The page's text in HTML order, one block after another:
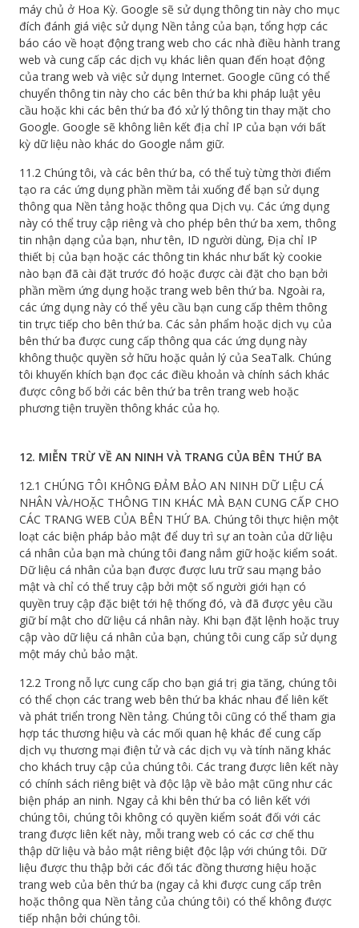
máy chủ ở Hoa Kỳ. Google sẽ sử dụng thông tin này cho mục
đích đánh giá việc sử dụng Nền tảng của bạn, tổng hợp các
báo cáo về hoạt động trang web cho các nhà điều hành trang
web và cung cấp các dịch vụ khác liên quan đến hoạt động
của trang web và việc sử dụng Internet. Google cũng có thể
chuyển thông tin này cho các bên thứ ba khi pháp luật yêu
cầu hoặc khi các bên thứ ba đó xử lý thông tin thay mặt cho
Google. Google sẽ không liên kết địa chỉ IP của bạn với bất
kỳ dữ liệu nào khác do Google nắm giữ.
11.2 Chúng tôi, và các bên thứ ba, có thể tuỳ từng thời điểm
tạo ra các ứng dụng phần mềm tải xuống để bạn sử dụng
thông qua Nền tảng hoặc thông qua Dịch vụ. Các ứng dụng
này có thể truy cập riêng và cho phép bên thứ ba xem, thông
tin nhận dạng của bạn, như tên, ID người dùng, Địa chỉ IP
thiết bị của bạn hoặc các thông tin khác như bất kỳ cookie
nào bạn đã cài đặt trước đó hoặc được cài đặt cho bạn bởi
phần mềm ứng dụng hoặc trang web bên thứ ba. Ngoài ra,
các ứng dụng này có thể yêu cầu bạn cung cấp thêm thông
tin trực tiếp cho bên thứ ba. Các sản phẩm hoặc dịch vụ của
bên thứ ba được cung cấp thông qua các ứng dụng này
không thuộc quyền sở hữu hoặc quản lý của SeaTalk. Chúng
tôi khuyến khích bạn đọc các điều khoản và chính sách khác
được công bố bởi các bên thứ ba trên trang web hoặc
phương tiện truyền thông khác của họ.
12. MIỄN TRỪ VỀ AN NINH VÀ TRANG CỦA BÊN THỨ BA
12.1 CHÚNG TÔI KHÔNG ĐẢM BẢO AN NINH DỮ LIỆU CÁ
NHÂN VÀ/HOẶC THÔNG TIN KHÁC MÀ BẠN CUNG CẤP CHO
CÁC TRANG WEB CỦA BÊN THỨ BA. Chúng tôi thực hiện một
loạt các biện pháp bảo mật để duy trì sự an toàn của dữ liệu
cá nhân của bạn mà chúng tôi đang nắm giữ hoặc kiểm soát.
Dữ liệu cá nhân của bạn được được lưu trữ sau mạng bảo
mật và chỉ có thể truy cập bởi một số người giới hạn có
quyền truy cập đặc biệt tới hệ thống đó, và đã được yêu cầu
giữ bí mật cho dữ liệu cá nhân này. Khi bạn đặt lệnh hoặc truy
cập vào dữ liệu cá nhân của bạn, chúng tôi cung cấp sử dụng
một máy chủ bảo mật.
12.2 Trong nỗ lực cung cấp cho bạn giá trị gia tăng, chúng tôi
có thể chọn các trang web bên thứ ba khác nhau để liên kết
và phát triển trong Nền tảng. Chúng tôi cũng có thể tham gia
hợp tác thương hiệu và các mối quan hệ khác để cung cấp
dịch vụ thương mại điện tử và các dịch vụ và tính năng khác
cho khách truy cập của chúng tôi. Các trang được liên kết này
có chính sách riêng biệt và độc lập về bảo mật cũng như các
biện pháp an ninh. Ngay cả khi bên thứ ba có liên kết với
chúng tôi, chúng tôi không có quyền kiểm soát đối với các
trang được liên kết này, mỗi trang web có các cơ chế thu
thập dữ liệu và bảo mật riêng biệt độc lập với chúng tôi. Dữ
liệu được thu thập bởi các đối tác đồng thương hiệu hoặc
trang web của bên thứ ba (ngay cả khi được cung cấp trên
hoặc thông qua Nền tảng của chúng tôi) có thể không được
tiếp nhận bởi chúng tôi.